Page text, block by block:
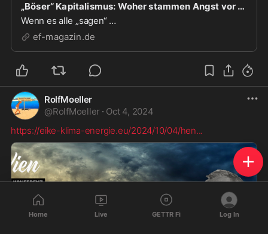
„Böser“ Kapitalismus: Woher stammen Angst vor der und Hass auf die Marktwirtschaft? – Teil 2
Wenn es alle „sagen“ …
ef-magazin.de
RolfMoeller
@RolfMoeller · Oct 4, 2024
https://eike-klima-energie.eu/2024/10/04/hen...
Home Live GETTR Fi Log In